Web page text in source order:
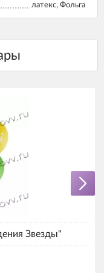
латекс, Фольга
Звезды"